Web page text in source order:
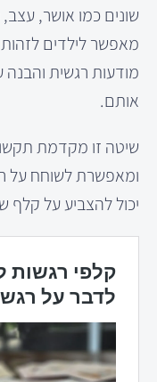
שונים כמו אושר,
מאפשר לילדים
מודעות רגשית
אותם.
שיטה זו מקדמת
ומאפשרת לשוחח על
יכול להצביע על קלף